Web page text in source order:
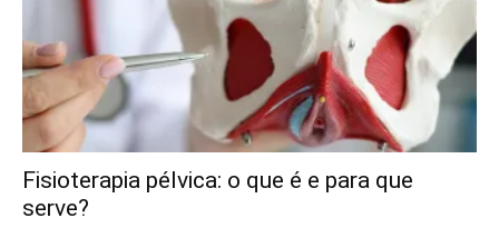
Fisioterapia pélvica: o que é e para que
serve?